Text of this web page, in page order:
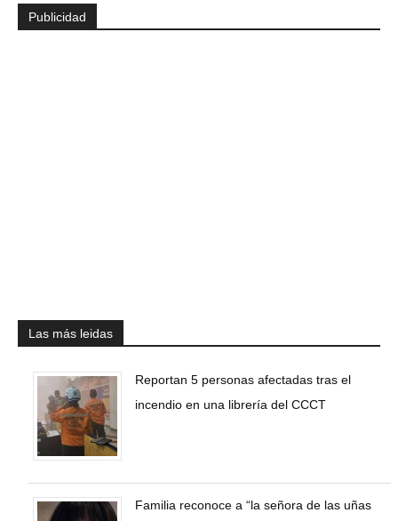
Publicidad
Las más leidas
Reportan 5 personas afectadas tras el
incendio en una librería del CCCT
Familia reconoce a “la señora de las uñas